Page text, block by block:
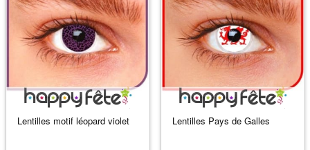
Lentilles motif léopard violet Lentilles Pays de Galles